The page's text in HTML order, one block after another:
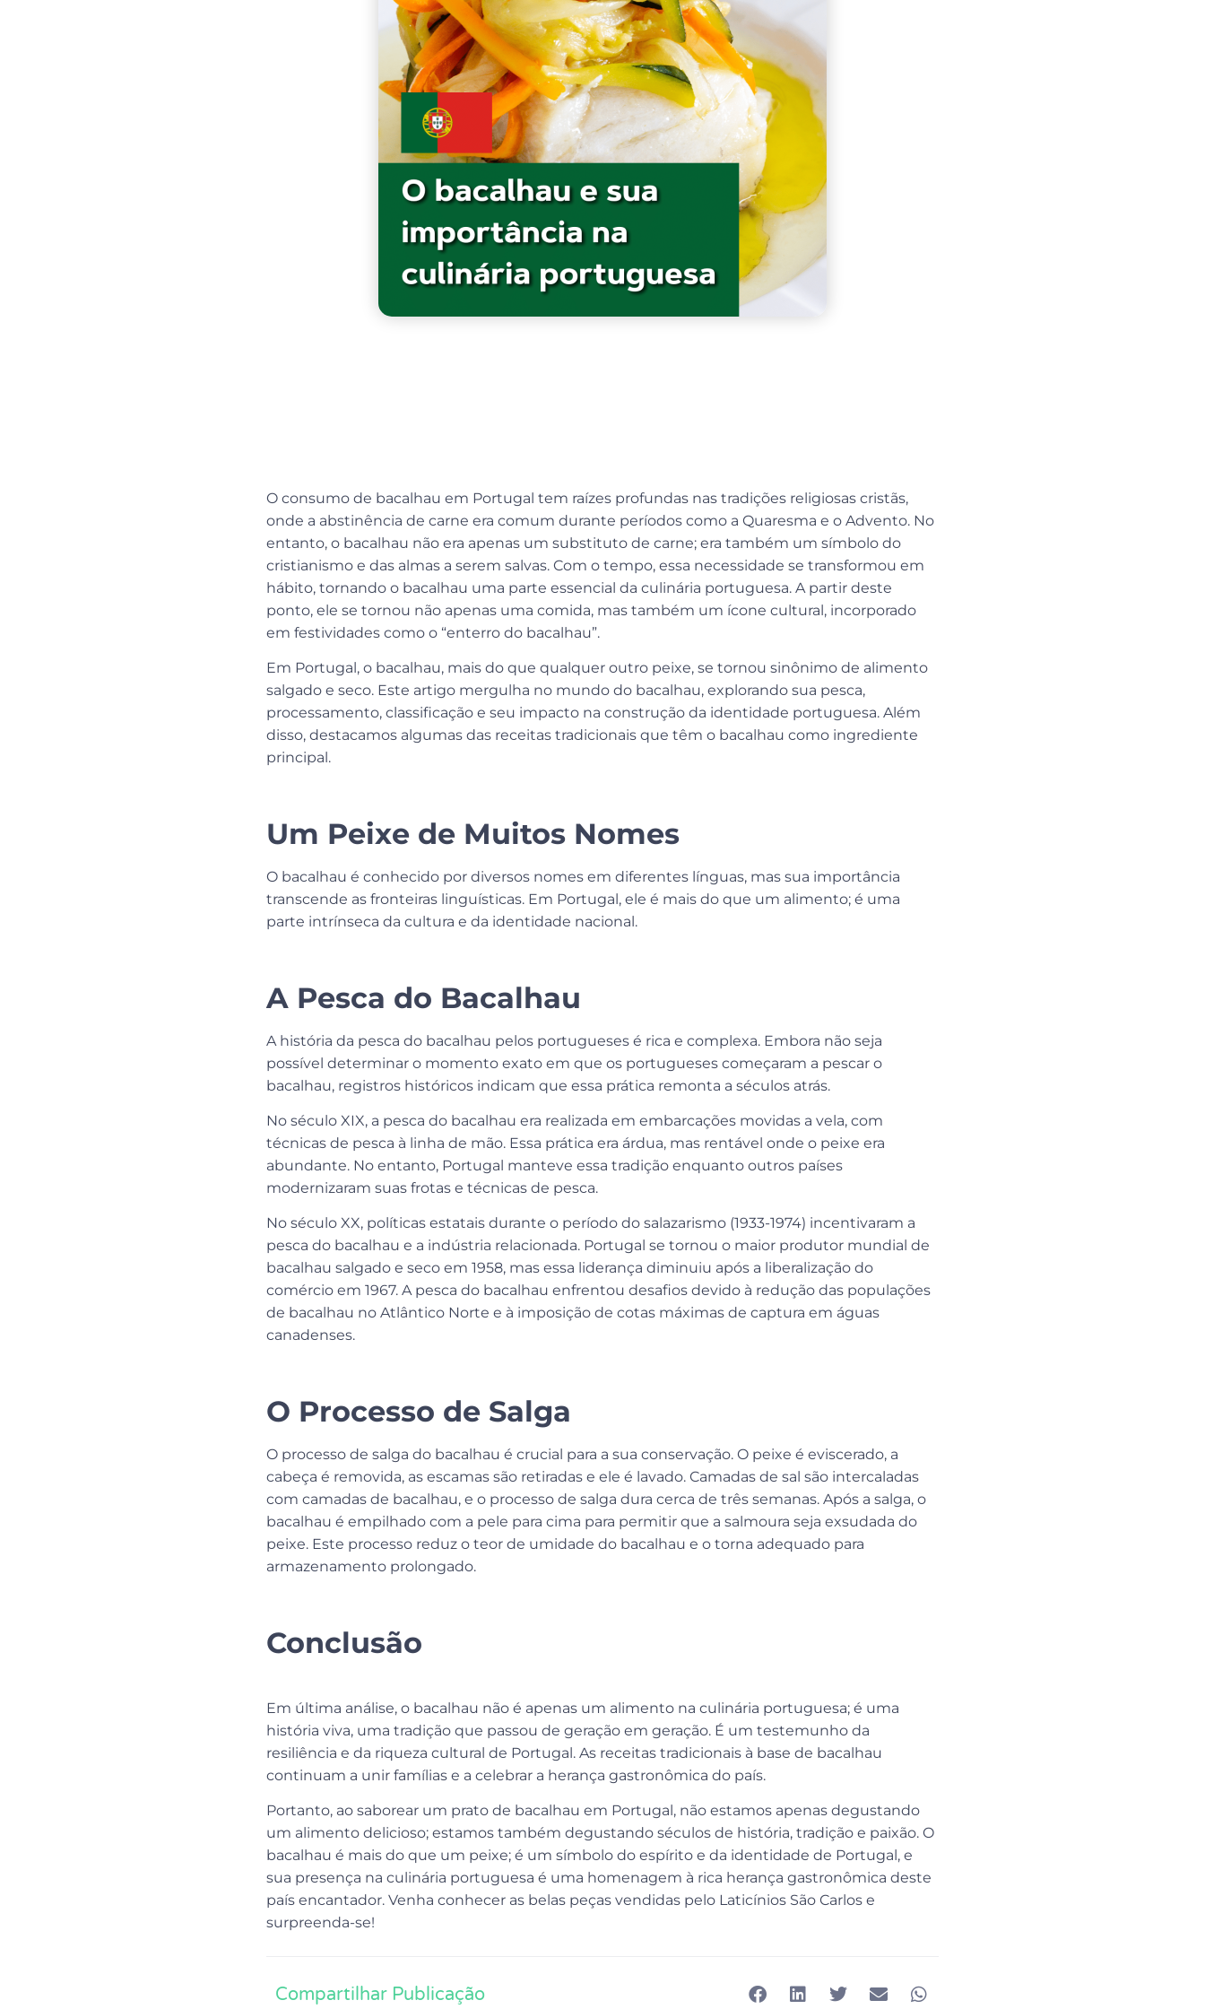
O consumo de bacalhau em Portugal tem raízes profundas nas tradições religiosas cristãs,
onde a abstinência de carne era comum durante períodos como a Quaresma e o Advento. No
entanto, o bacalhau não era apenas um substituto de carne; era também um símbolo do
cristianismo e das almas a serem salvas. Com o tempo, essa necessidade se transformou em
hábito, tornando o bacalhau uma parte essencial da culinária portuguesa. A partir deste
ponto, ele se tornou não apenas uma comida, mas também um ícone cultural, incorporado
em festividades como o “enterro do bacalhau”.
Em Portugal, o bacalhau, mais do que qualquer outro peixe, se tornou sinônimo de alimento
salgado e seco. Este artigo mergulha no mundo do bacalhau, explorando sua pesca,
processamento, classificação e seu impacto na construção da identidade portuguesa. Além
disso, destacamos algumas das receitas tradicionais que têm o bacalhau como ingrediente
principal.
Um Peixe de Muitos Nomes
O bacalhau é conhecido por diversos nomes em diferentes línguas, mas sua importância
transcende as fronteiras linguísticas. Em Portugal, ele é mais do que um alimento; é uma
parte intrínseca da cultura e da identidade nacional.
A Pesca do Bacalhau
A história da pesca do bacalhau pelos portugueses é rica e complexa. Embora não seja
possível determinar o momento exato em que os portugueses começaram a pescar o
bacalhau, registros históricos indicam que essa prática remonta a séculos atrás.
No século XIX, a pesca do bacalhau era realizada em embarcações movidas a vela, com
técnicas de pesca à linha de mão. Essa prática era árdua, mas rentável onde o peixe era
abundante. No entanto, Portugal manteve essa tradição enquanto outros países
modernizaram suas frotas e técnicas de pesca.
No século XX, políticas estatais durante o período do salazarismo (1933-1974) incentivaram a
pesca do bacalhau e a indústria relacionada. Portugal se tornou o maior produtor mundial de
bacalhau salgado e seco em 1958, mas essa liderança diminuiu após a liberalização do
comércio em 1967. A pesca do bacalhau enfrentou desafios devido à redução das populações
de bacalhau no Atlântico Norte e à imposição de cotas máximas de captura em águas
canadenses.
O Processo de Salga
O processo de salga do bacalhau é crucial para a sua conservação. O peixe é eviscerado, a
cabeça é removida, as escamas são retiradas e ele é lavado. Camadas de sal são intercaladas
com camadas de bacalhau, e o processo de salga dura cerca de três semanas. Após a salga, o
bacalhau é empilhado com a pele para cima para permitir que a salmoura seja exsudada do
peixe. Este processo reduz o teor de umidade do bacalhau e o torna adequado para
armazenamento prolongado.
Conclusão
Em última análise, o bacalhau não é apenas um alimento na culinária portuguesa; é uma
história viva, uma tradição que passou de geração em geração. É um testemunho da
resiliência e da riqueza cultural de Portugal. As receitas tradicionais à base de bacalhau
continuam a unir famílias e a celebrar a herança gastronômica do país.
Portanto, ao saborear um prato de bacalhau em Portugal, não estamos apenas degustando
um alimento delicioso; estamos também degustando séculos de história, tradição e paixão. O
bacalhau é mais do que um peixe; é um símbolo do espírito e da identidade de Portugal, e
sua presença na culinária portuguesa é uma homenagem à rica herança gastronômica deste
país encantador. Venha conhecer as belas peças vendidas pelo Laticínios São Carlos e
surpreenda-se!
Compartilhar Publicação